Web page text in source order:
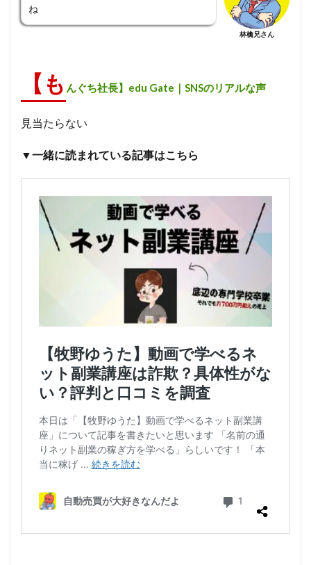
ね
林檎兄さん
【も んぐち社長】edu Gate｜SNSのリアルな声
見当たらない
▼一緒に読まれている記事はこちら